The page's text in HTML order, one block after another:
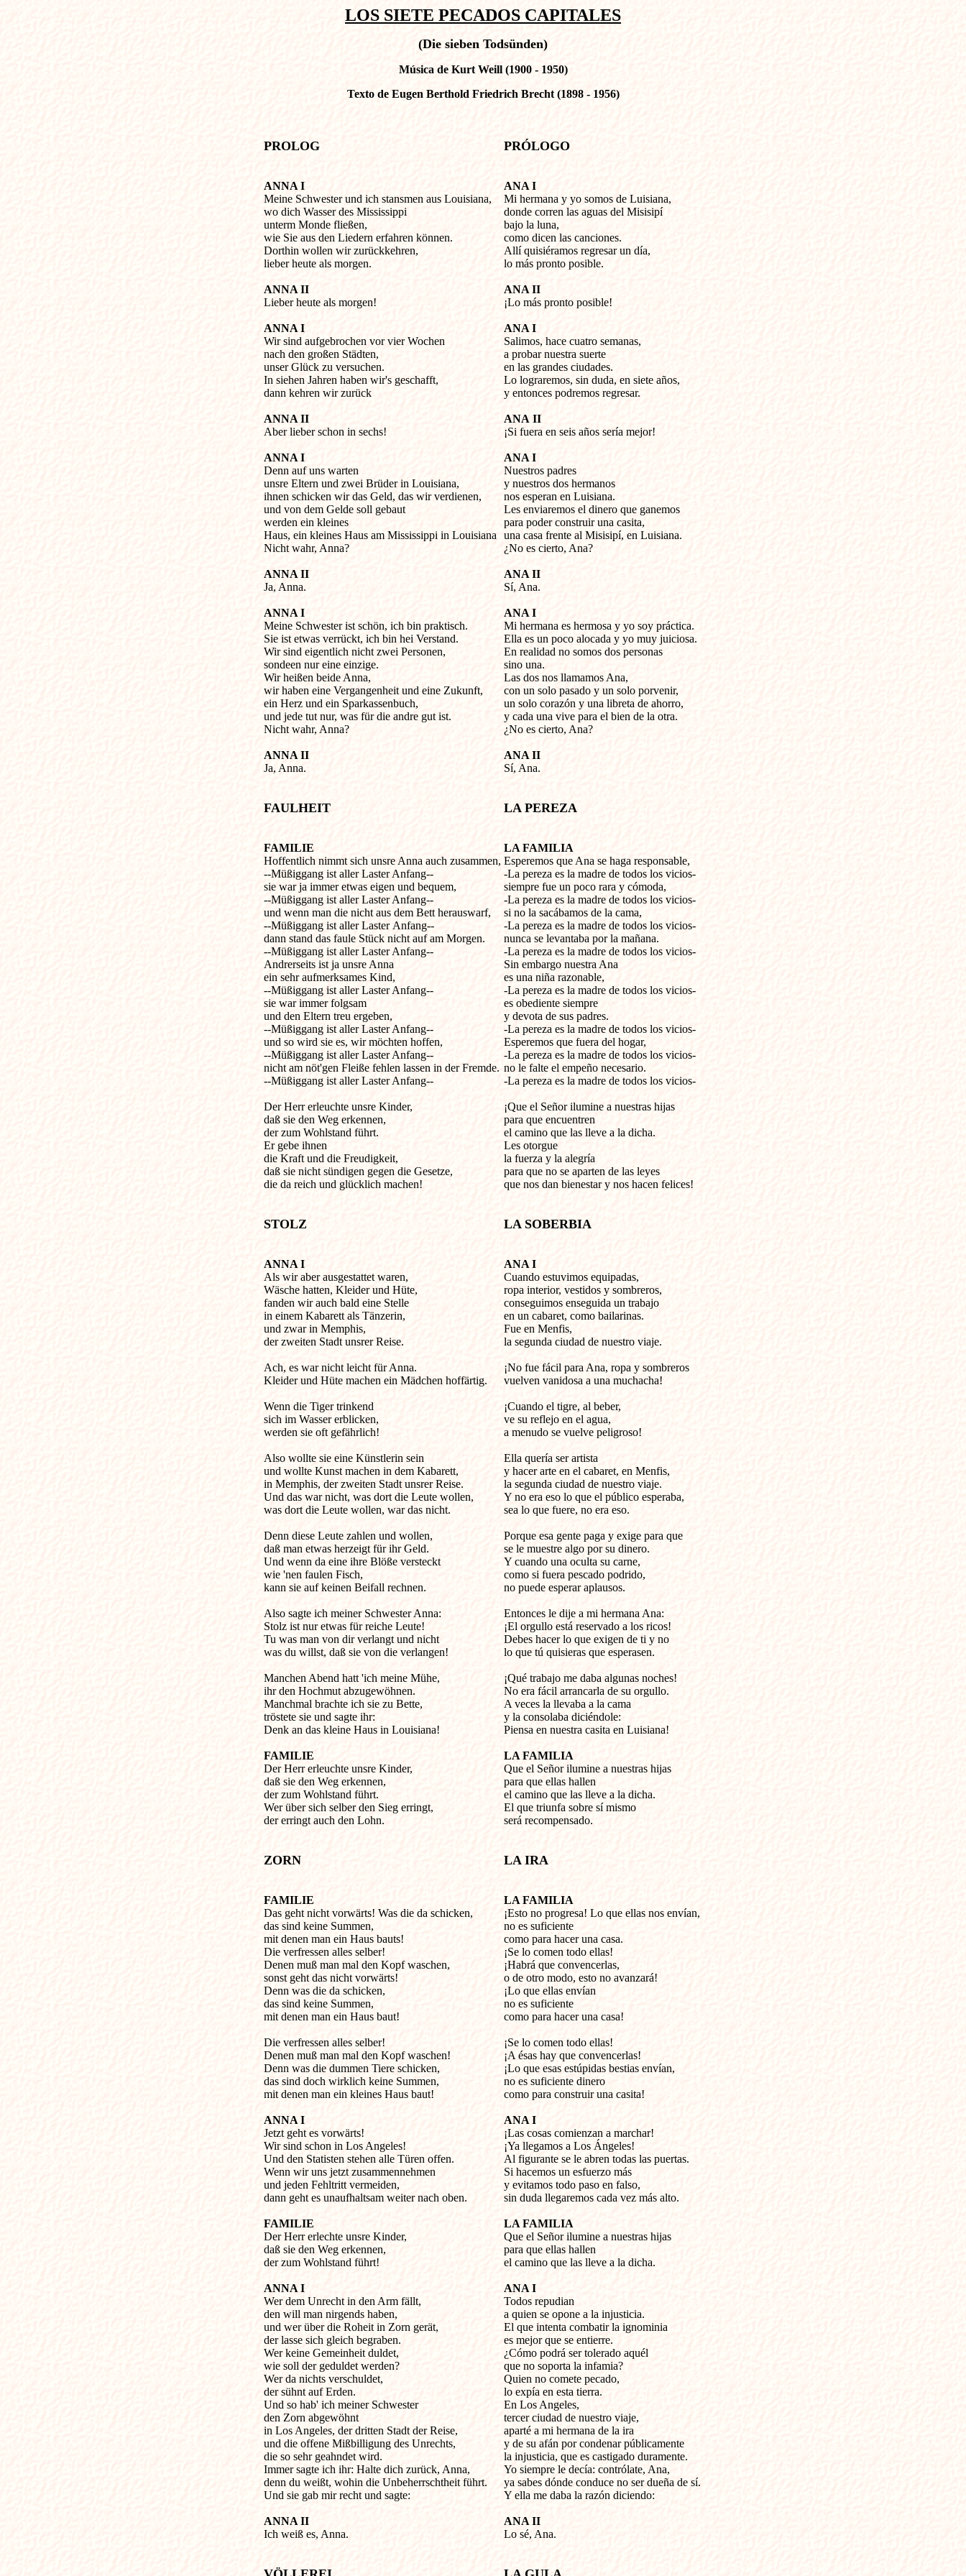
LOS SIETE PECADOS CAPITALES
(Die sieben Todsünden)
Música de Kurt Weill (1900 - 1950)
Texto de Eugen Berthold Friedrich Brecht (1898 - 1956)
PROLOG
ANNA I
Meine Schwester und ich stansmen aus Louisiana,
wo dich Wasser des Mississippi
unterm Monde fließen,
wie Sie aus den Liedern erfahren können.
Dorthin wollen wir zurückkehren,
lieber heute als morgen.
ANNA II
Lieber heute als morgen!
ANNA I
Wir sind aufgebrochen vor vier Wochen
nach den großen Städten,
unser Glück zu versuchen.
In siehen Jahren haben wir's geschafft,
dann kehren wir zurück
ANNA II
Aber lieber schon in sechs!
ANNA I
Denn auf uns warten
unsre Eltern und zwei Brüder in Louisiana,
ihnen schicken wir das Geld, das wir verdienen,
und von dem Gelde soll gebaut
werden ein kleines
Haus, ein kleines Haus am Mississippi in Louisiana
Nicht wahr, Anna?
ANNA II
Ja, Anna.
ANNA I
Meine Schwester ist schön, ich bin praktisch.
Sie ist etwas verrückt, ich bin hei Verstand.
Wir sind eigentlich nicht zwei Personen,
sondeen nur eine einzige.
Wir heißen beide Anna,
wir haben eine Vergangenheit und eine Zukunft,
ein Herz und ein Sparkassenbuch,
und jede tut nur, was für die andre gut ist.
Nicht wahr, Anna?
ANNA II
Ja, Anna.
FAULHEIT
FAMILIE
Hoffentlich nimmt sich unsre Anna auch zusammen,
--Müßiggang ist aller Laster Anfang--
sie war ja immer etwas eigen und bequem,
--Müßiggang ist aller Laster Anfang--
und wenn man die nicht aus dem Bett herauswarf,
--Müßiggang ist aller Laster Anfang--
dann stand das faule Stück nicht auf am Morgen.
--Müßiggang ist aller Laster Anfang--
Andrerseits ist ja unsre Anna
ein sehr aufmerksames Kind,
--Müßiggang ist aller Laster Anfang--
sie war immer folgsam
und den Eltern treu ergeben,
--Müßiggang ist aller Laster Anfang--
und so wird sie es, wir möchten hoffen,
--Müßiggang ist aller Laster Anfang--
nicht am nöt'gen Fleiße fehlen lassen in der Fremde.
--Müßiggang ist aller Laster Anfang--
Der Herr erleuchte unsre Kinder,
daß sie den Weg erkennen,
der zum Wohlstand führt.
Er gebe ihnen
die Kraft und die Freudigkeit,
daß sie nicht sündigen gegen die Gesetze,
die da reich und glücklich machen!
STOLZ
ANNA I
Als wir aber ausgestattet waren,
Wäsche hatten, Kleider und Hüte,
fanden wir auch bald eine Stelle
in einem Kabarett als Tänzerin,
und zwar in Memphis,
der zweiten Stadt unsrer Reise.
Ach, es war nicht leicht für Anna.
Kleider und Hüte machen ein Mädchen hoffärtig.
Wenn die Tiger trinkend
sich im Wasser erblicken,
werden sie oft gefährlich!
Also wollte sie eine Künstlerin sein
und wollte Kunst machen in dem Kabarett,
in Memphis, der zweiten Stadt unsrer Reise.
Und das war nicht, was dort die Leute wollen,
was dort die Leute wollen, war das nicht.
Denn diese Leute zahlen und wollen,
daß man etwas herzeigt für ihr Geld.
Und wenn da eine ihre Blöße versteckt
wie 'nen faulen Fisch,
kann sie auf keinen Beifall rechnen.
Also sagte ich meiner Schwester Anna:
Stolz ist nur etwas für reiche Leute!
Tu was man von dir verlangt und nicht
was du willst, daß sie von die verlangen!
Manchen Abend hatt 'ich meine Mühe,
ihr den Hochmut abzugewöhnen.
Manchmal brachte ich sie zu Bette,
tröstete sie und sagte ihr:
Denk an das kleine Haus in Louisiana!
FAMILIE
Der Herr erleuchte unsre Kinder,
daß sie den Weg erkennen,
der zum Wohlstand führt.
Wer über sich selber den Sieg erringt,
der erringt auch den Lohn.
ZORN
FAMILIE
Das geht nicht vorwärts! Was die da schicken,
das sind keine Summen,
mit denen man ein Haus bauts!
Die verfressen alles selber!
Denen muß man mal den Kopf waschen,
sonst geht das nicht vorwärts!
Denn was die da schicken,
das sind keine Summen,
mit denen man ein Haus baut!
Die verfressen alles selber!
Denen muß man mal den Kopf waschen!
Denn was die dummen Tiere schicken,
das sind doch wirklich keine Summen,
mit denen man ein kleines Haus baut!
ANNA I
Jetzt geht es vorwärts!
Wir sind schon in Los Angeles!
Und den Statisten stehen alle Türen offen.
Wenn wir uns jetzt zusammennehmen
und jeden Fehltritt vermeiden,
dann geht es unaufhaltsam weiter nach oben.
FAMILIE
Der Herr erlechte unsre Kinder,
daß sie den Weg erkennen,
der zum Wohlstand führt!
ANNA I
Wer dem Unrecht in den Arm fällt,
den will man nirgends haben,
und wer über die Roheit in Zorn gerät,
der lasse sich gleich begraben.
Wer keine Gemeinheit duldet,
wie soll der geduldet werden?
Wer da nichts verschuldet,
der sühnt auf Erden.
Und so hab' ich meiner Schwester
den Zorn abgewöhnt
in Los Angeles, der dritten Stadt der Reise,
und die offene Mißbilligung des Unrechts,
die so sehr geahndet wird.
Immer sagte ich ihr: Halte dich zurück, Anna,
denn du weißt, wohin die Unbeherrschtheit führt.
Und sie gab mir recht und sagte:
ANNA II
Ich weiß es, Anna.
PRÓLOGO
ANA I
Mi hermana y yo somos de Luisiana,
donde corren las aguas del Misisipí
bajo la luna,
como dicen las canciones.
Allí quisiéramos regresar un día,
lo más pronto posible.
ANA II
¡Lo más pronto posible!
ANA I
Salimos, hace cuatro semanas,
a probar nuestra suerte
en las grandes ciudades.
Lo lograremos, sin duda, en siete años,
y entonces podremos regresar.
ANA II
¡Si fuera en seis años sería mejor!
ANA I
Nuestros padres
y nuestros dos hermanos
nos esperan en Luisiana.
Les enviaremos el dinero que ganemos
para poder construir una casita,
una casa frente al Misisipí, en Luisiana.
¿No es cierto, Ana?
ANA II
Sí, Ana.
ANA I
Mi hermana es hermosa y yo soy práctica.
Ella es un poco alocada y yo muy juiciosa.
En realidad no somos dos personas
sino una.
Las dos nos llamamos Ana,
con un solo pasado y un solo porvenir,
un solo corazón y una libreta de ahorro,
y cada una vive para el bien de la otra.
¿No es cierto, Ana?
ANA II
Sí, Ana.
LA PEREZA
LA FAMILIA
Esperemos que Ana se haga responsable,
-La pereza es la madre de todos los vicios-
siempre fue un poco rara y cómoda,
-La pereza es la madre de todos los vicios-
si no la sacábamos de la cama,
-La pereza es la madre de todos los vicios-
nunca se levantaba por la mañana.
-La pereza es la madre de todos los vicios-
Sin embargo nuestra Ana
es una niña razonable,
-La pereza es la madre de todos los vicios-
es obediente siempre
y devota de sus padres.
-La pereza es la madre de todos los vicios-
Esperemos que fuera del hogar,
-La pereza es la madre de todos los vicios-
no le falte el empeño necesario.
-La pereza es la madre de todos los vicios-
¡Que el Señor ilumine a nuestras hijas
para que encuentren
el camino que las lleve a la dicha.
Les otorgue
la fuerza y la alegría
para que no se aparten de las leyes
que nos dan bienestar y nos hacen felices!
LA SOBERBIA
ANA I
Cuando estuvimos equipadas,
ropa interior, vestidos y sombreros,
conseguimos enseguida un trabajo
en un cabaret, como bailarinas.
Fue en Menfis,
la segunda ciudad de nuestro viaje.
¡No fue fácil para Ana, ropa y sombreros
vuelven vanidosa a una muchacha!
¡Cuando el tigre, al beber,
ve su reflejo en el agua,
a menudo se vuelve peligroso!
Ella quería ser artista
y hacer arte en el cabaret, en Menfis,
la segunda ciudad de nuestro viaje.
Y no era eso lo que el público esperaba,
sea lo que fuere, no era eso.
Porque esa gente paga y exige para que
se le muestre algo por su dinero.
Y cuando una oculta su carne,
como si fuera pescado podrido,
no puede esperar aplausos.
Entonces le dije a mi hermana Ana:
¡El orgullo está reservado a los ricos!
Debes hacer lo que exigen de ti y no
lo que tú quisieras que esperasen.
¡Qué trabajo me daba algunas noches!
No era fácil arrancarla de su orgullo.
A veces la llevaba a la cama
y la consolaba diciéndole:
Piensa en nuestra casita en Luisiana!
LA FAMILIA
Que el Señor ilumine a nuestras hijas
para que ellas hallen
el camino que las lleve a la dicha.
El que triunfa sobre sí mismo
será recompensado.
LA IRA
LA FAMILIA
¡Esto no progresa! Lo que ellas nos envían,
no es suficiente
como para hacer una casa.
¡Se lo comen todo ellas!
¡Habrá que convencerlas,
o de otro modo, esto no avanzará!
¡Lo que ellas envían
no es suficiente
como para hacer una casa!
¡Se lo comen todo ellas!
¡A ésas hay que convencerlas!
¡Lo que esas estúpidas bestias envían,
no es suficiente dinero
como para construir una casita!
ANA I
¡Las cosas comienzan a marchar!
¡Ya llegamos a Los Ángeles!
Al figurante se le abren todas las puertas.
Si hacemos un esfuerzo más
y evitamos todo paso en falso,
sin duda llegaremos cada vez más alto.
LA FAMILIA
Que el Señor ilumine a nuestras hijas
para que ellas hallen
el camino que las lleve a la dicha.
ANA I
Todos repudian
a quien se opone a la injusticia.
El que intenta combatir la ignominia
es mejor que se entierre.
¿Cómo podrá ser tolerado aquél
que no soporta la infamia?
Quien no comete pecado,
lo expía en esta tierra.
En Los Angeles,
tercer ciudad de nuestro viaje,
aparté a mi hermana de la ira
y de su afán por condenar públicamente
la injusticia, que es castigado duramente.
Yo siempre le decía: contrólate, Ana,
ya sabes dónde conduce no ser dueña de sí.
Y ella me daba la razón diciendo:
ANA II
Lo sé, Ana.